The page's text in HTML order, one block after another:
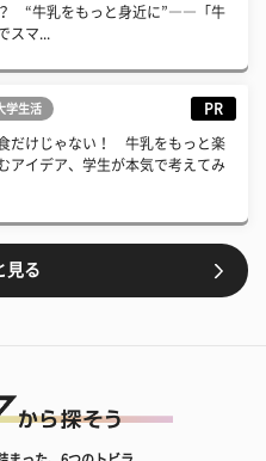
“牛乳をもっと身近に”――「牛
スマ...
学生活 PR
だけじゃない！ 牛乳をもっと楽
アイデア、学生が本気で考えてみ
見る